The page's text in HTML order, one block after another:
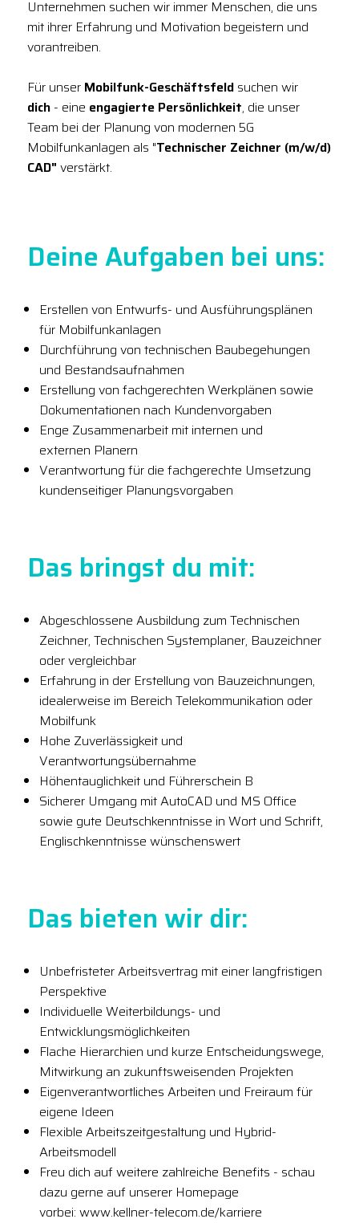
Unternehmen suchen wir immer Menschen, die uns
mit ihrer Erfahrung und Motivation begeistern und
vorantreiben.
Für unser Mobilfunk-Geschäftsfeld suchen wir
dich - eine engagierte Persönlichkeit, die unser
Team bei der Planung von modernen 5G
Mobilfunkanlagen als "Technischer Zeichner (m/w/d)
CAD" verstärkt.
Deine Aufgaben bei uns:
Erstellen von Entwurfs- und Ausführungsplänen
für Mobilfunkanlagen
Durchführung von technischen Baubegehungen
und Bestandsaufnahmen
Erstellung von fachgerechten Werkplänen sowie
Dokumentationen nach Kundenvorgaben
Enge Zusammenarbeit mit internen und
externen Planern
Verantwortung für die fachgerechte Umsetzung
kundenseitiger Planungsvorgaben
Das bringst du mit:
Abgeschlossene Ausbildung zum Technischen
Zeichner, Technischen Systemplaner, Bauzeichner
oder vergleichbar
Erfahrung in der Erstellung von Bauzeichnungen,
idealerweise im Bereich Telekommunikation oder
Mobilfunk
Hohe Zuverlässigkeit und
Verantwortungsübernahme
Höhentauglichkeit und Führerschein B
Sicherer Umgang mit AutoCAD und MS Office
sowie gute Deutschkenntnisse in Wort und Schrift,
Englischkenntnisse wünschenswert
Das bieten wir dir:
Unbefristeter Arbeitsvertrag mit einer langfristigen
Perspektive
Individuelle Weiterbildungs- und
Entwicklungsmöglichkeiten
Flache Hierarchien und kurze Entscheidungswege,
Mitwirkung an zukunftsweisenden Projekten
Eigenverantwortliches Arbeiten und Freiraum für
eigene Ideen
Flexible Arbeitszeitgestaltung und Hybrid-
Arbeitsmodell
Freu dich auf weitere zahlreiche Benefits - schau
dazu gerne auf unserer Homepage
vorbei: www.kellner-telecom.de/karriere